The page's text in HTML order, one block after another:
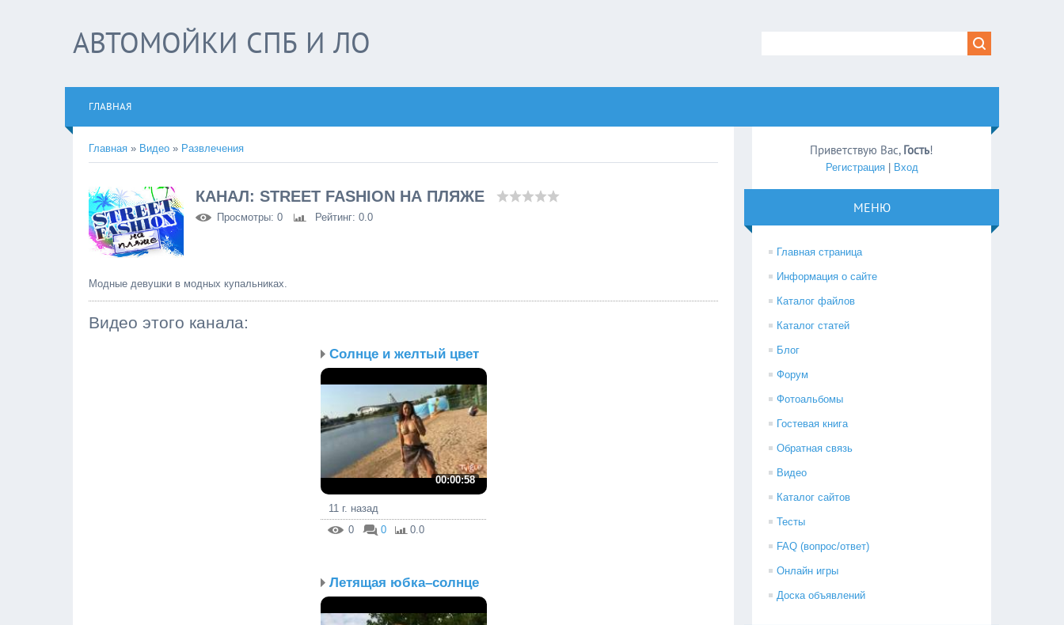
АВТОМОЙКИ СПБ И ЛО
ГЛАВНАЯ
Главная » Видео » Развлечения
КАНАЛ: STREET FASHION НА ПЛЯЖЕ
Просмотры: 0 Рейтинг: 0.0
Модные девушки в модных купальниках.
Видео этого канала:
Солнце и желтый цвет
00:00:58
11 г. назад
0
0 0.0
Летящая юбка–солнце
Приветствую Вас, Гость!
Регистрация| Вход
МЕНЮ
Главная страница
Информация о сайте
Каталог файлов
Каталог статей
Блог
Форум
Фотоальбомы
Гостевая книга
Обратная связь
Видео
Каталог сайтов
Тесты
FAQ (вопрос/ответ)
Онлайн игры
Доска объявлений